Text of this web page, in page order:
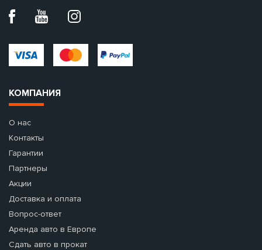
КОМПАНИЯ
О нас
Контакты
Гарантии
Партнеры
Акции
Доставка и оплата
Вопрос-ответ
Аренда авто в Европе
Сдать авто в прокат